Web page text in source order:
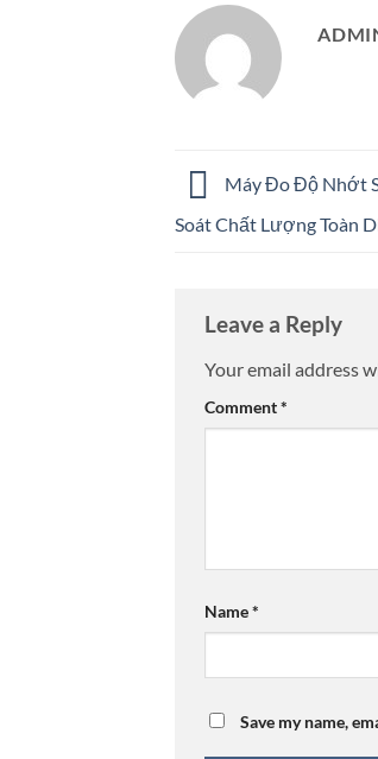
Máy Đo Độ Nhớt
Soát Chất Lượng Toàn
Leave a Reply
Your email address
Comment*
Name*
Save my name,